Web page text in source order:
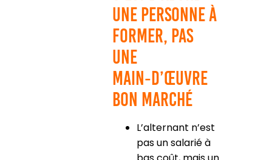
une personne à
former, pas
une
main‑d’œuvre
bon marché
L’alternant n’est
pas un salarié à